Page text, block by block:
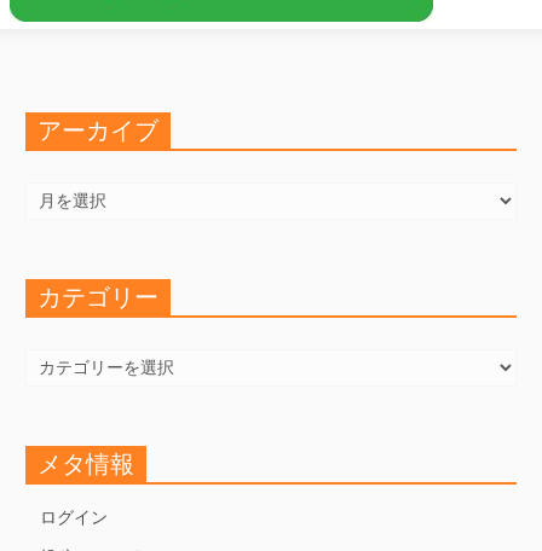
アーカイブ
カ
カテゴリー
ゴ
メタ情報
ログイン